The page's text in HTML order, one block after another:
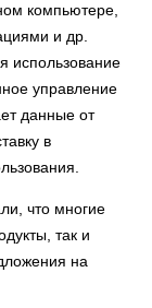
компьютере,
и др.
использование
управление
данные от
в
что многие
так и
на